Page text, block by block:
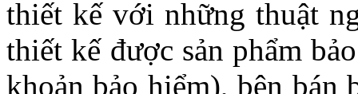
thiết kế với những thuật
thiết kế được sản phẩm
khoản bảo hiểm), bên bán